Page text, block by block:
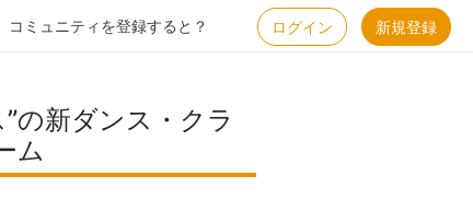
コミュニティを登録すると？ ログイン 新規登録
の新ダンス・クラ
ム